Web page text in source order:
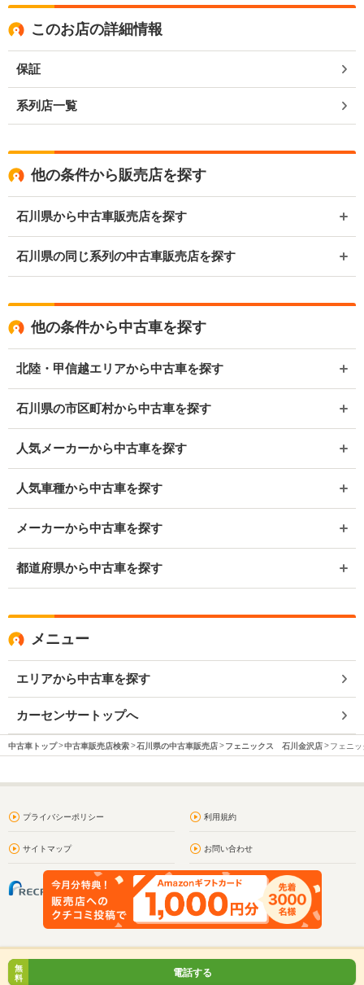
このお店の詳細情報
保証
系列店一覧
他の条件から販売店を探す
石川県から中古車販売店を探す
石川県の同じ系列の中古車販売店を探す
他の条件から中古車を探す
北陸・甲信越エリアから中古車を探す
石川県の市区町村から中古車を探す
人気メーカーから中古車を探す
人気車種から中古車を探す
メーカーから中古車を探す
都道府県から中古車を探す
メニュー
エリアから中古車を探す
カーセンサートップへ
中古車トップ 中古車販売店検索 石川県の中古車販売店 フェニックス 石川金沢店 フェニ
プライバシーポリシー 利用規約
サイトマップ お問い合わせ
無
料
電話する